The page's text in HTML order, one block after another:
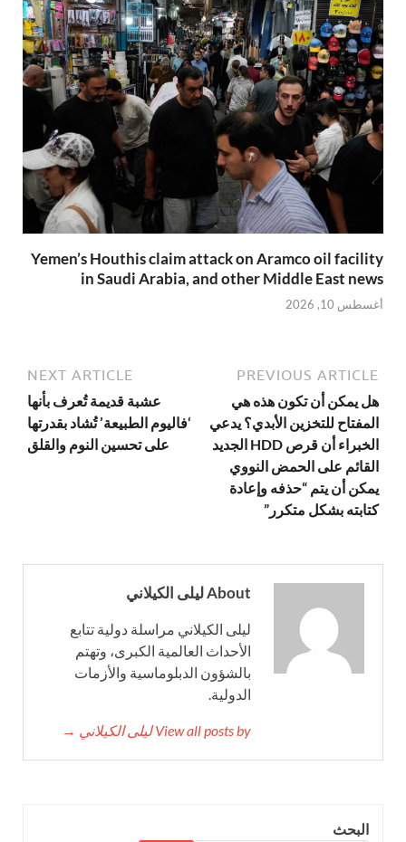
Yemen’s Houthis claim attack on Aramco oil facility
in Saudi Arabia, and other Middle East news
أغسطس 10, 2026
PREVIOUS ARTICLE
هل يمكن أن تكون هذه هي
المفتاح للتخزين الأبدي؟ يدعي
الخبراء أن قرص HDD الجديد
القائم على الحمض النووي
يمكن أن يتم “حذفه وإعادة
كتابته بشكل متكرر”
NEXT ARTICLE
عشبة قديمة تُعرف بأنها
‘فاليوم الطبيعة’ تُشاد بقدرتها
على تحسين النوم والقلق
About ليلى الكيلاني
ليلى الكيلاني مراسلة دولية تتابع
الأحداث العالمية الكبرى، وتهتم
بالشؤون الدبلوماسية والأزمات
الدولية.
View all posts by ليلى الكيلاني →
البحث